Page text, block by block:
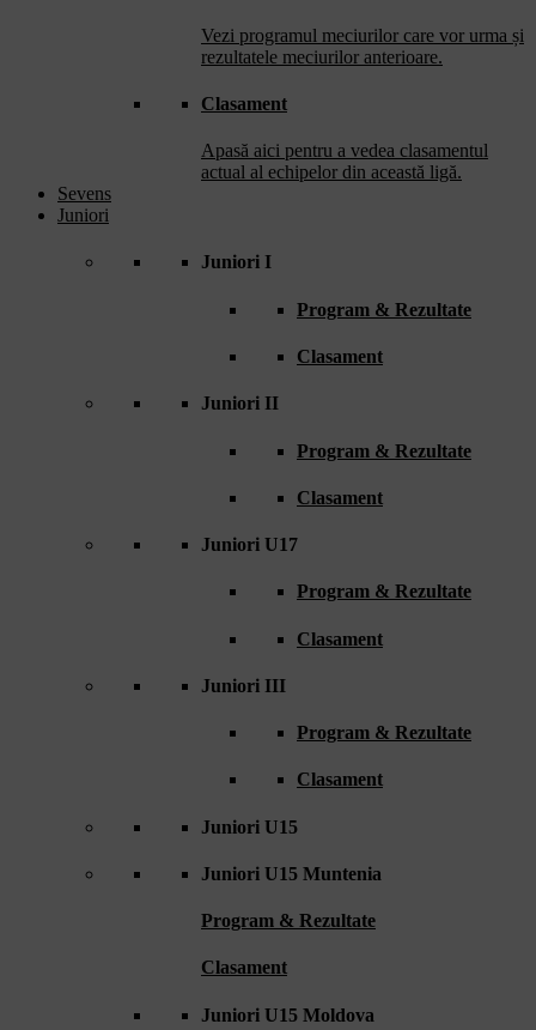
Vezi programul meciurilor care vor urma și
rezultatele meciurilor anterioare.
Clasament
Apasă aici pentru a vedea clasamentul
actual al echipelor din această ligă.
Sevens
Juniori
Juniori I
Program & Rezultate
Clasament
Juniori II
Program & Rezultate
Clasament
Juniori U17
Program & Rezultate
Clasament
Juniori III
Program & Rezultate
Clasament
Juniori U15
Juniori U15 Muntenia
Program & Rezultate
Clasament
Juniori U15 Moldova